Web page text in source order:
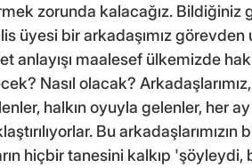
zorunda kalacağız. Bildiğiniz
üyesi bir arkadaşımız görevden
anlayışı maalesef ülkemizde
Nasıl olacak?
halkın oyuyla gelenler, her
Bu arkadaşlarımızın
hiçbir tanesini kalkıp